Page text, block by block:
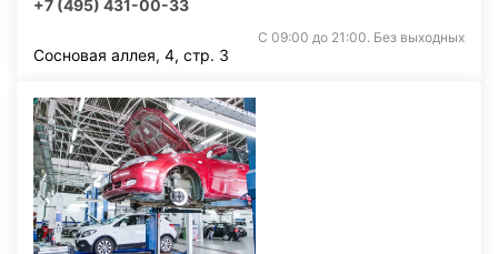
+7 (495) 431-00-33
С 09:00 до 21:00. Без выходных
Сосновая аллея, 4, стр. 3